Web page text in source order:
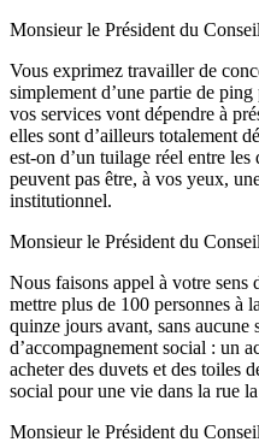
Monsieur le Président du
Vous exprimez travailler de
simplement d’une partie de
vos services vont dépendre à
elles sont d’ailleurs totalement
est-on d’un tuilage réel entre
peuvent pas être, à vos yeux,
institutionnel.
Monsieur le Président du
Nous faisons appel à votre
mettre plus de 100 personnes à
quinze jours avant, sans aucune
d’accompagnement social : un
acheter des duvets et des toiles
social pour une vie dans la rue
Monsieur le Président du